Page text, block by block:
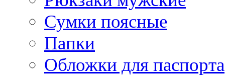
Сумки поясные
Папки
Обложки для паспорта